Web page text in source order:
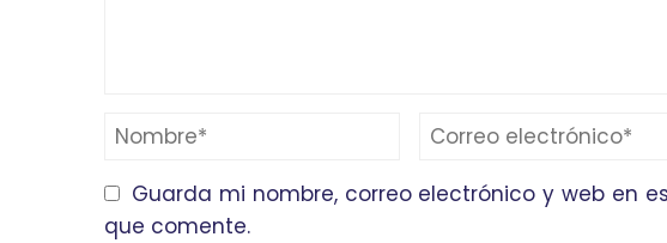
Guarda mi nombre, correo electrónico y web en
que comente.